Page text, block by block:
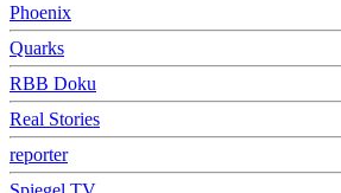
Phoenix
Quarks
RBB Doku
Real Stories
reporter